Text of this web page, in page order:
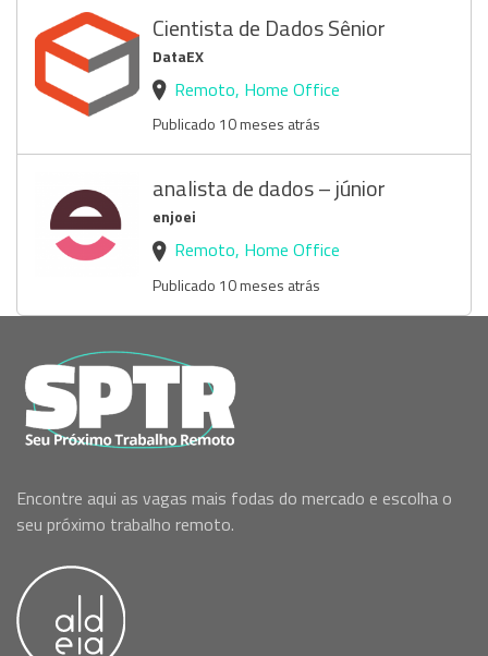
Cientista de Dados Sênior
DataEX
Remoto, Home Office
Publicado 10 meses atrás
analista de dados – júnior
enjoei
Remoto, Home Office
Publicado 10 meses atrás
Encontre aqui as vagas mais fodas do mercado e escolha o
seu próximo trabalho remoto.